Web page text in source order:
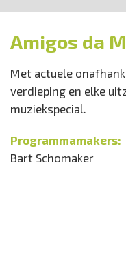
Amigos da
Met actuele
verdieping en elke
muziekspecial.
Programmamakers:
Bart Schomaker